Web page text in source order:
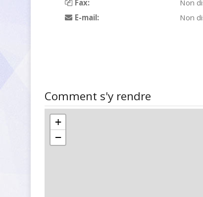
Fax:
Non
E-mail:
Non
Comment s'y rendre
+
−